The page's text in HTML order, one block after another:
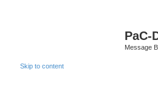
PaC-
Message
Skip to content